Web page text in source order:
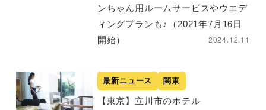
ンちゃん用ルームサービスやウエデ
ィングプランも♪（2021年7月16日
開始）
2024.12.11
最新ニュース 関東
【東京】立川市のホテル